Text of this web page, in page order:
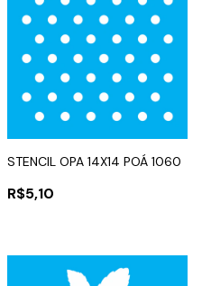
STENCIL OPA 14X14 POÁ 1060
R$5,10